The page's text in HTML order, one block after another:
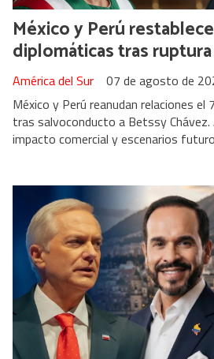
México y Perú
diplomáticas tras
América del Sur
07 de agosto de
México y Perú reanudan relaciones
tras salvoconducto a Betssy Chávez.
impacto comercial y escenarios